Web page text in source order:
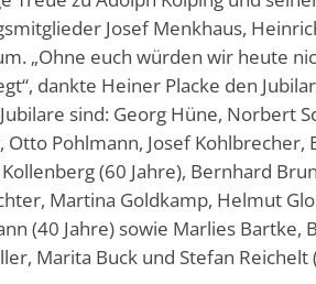
Josef Menkhaus,
„Ohne euch würden wir heute
dankte Heiner Placke den
sind: Georg Hüne, Norbert
Otto Pohlmann, Josef
(60 Jahre), Bernhard
Martina Goldkamp, Helmut
(40 Jahre) sowie Marlies
Marita Buck und Stefan Reichelt